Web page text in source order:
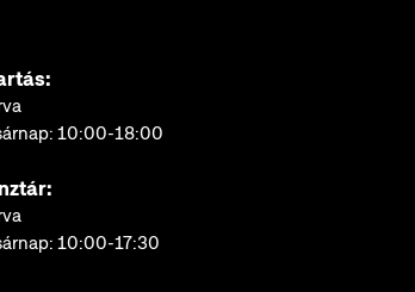
10:00-18:00
10:00-17:30